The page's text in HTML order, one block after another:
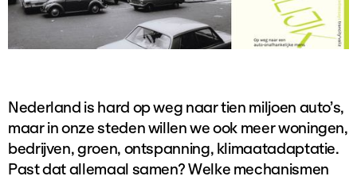
Nederland is hard op weg naar tien miljoen auto’s,
maar in onze steden willen we ook meer woningen,
bedrijven, groen, ontspanning, klimaatadaptatie.
Past dat allemaal samen? Welke mechanismen